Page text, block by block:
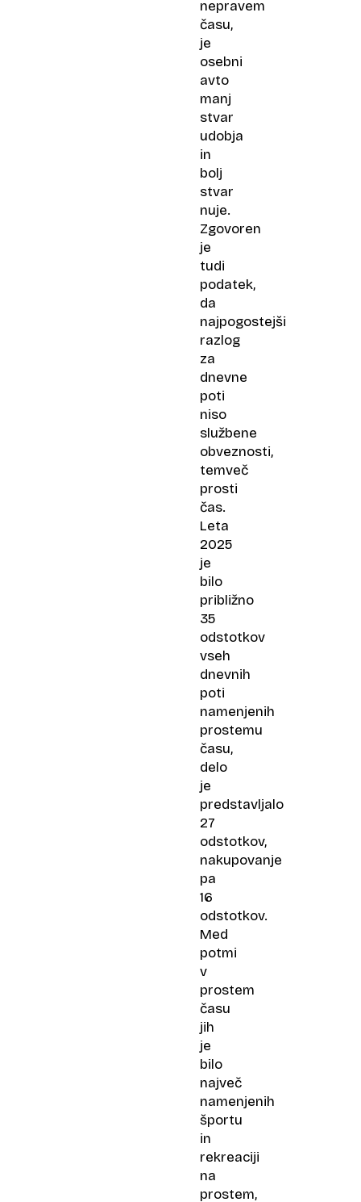
nepravem
času,
je
osebni
avto
manj
stvar
udobja
in
bolj
stvar
nuje.
Zgovoren
je
tudi
podatek,
da
najpogostejši
razlog
za
dnevne
poti
niso
službene
obveznosti,
temveč
prosti
čas.
Leta
2025
je
bilo
približno
35
odstotkov
vseh
dnevnih
poti
namenjenih
prostemu
času,
delo
je
predstavljalo
27
odstotkov,
nakupovanje
pa
16
odstotkov.
Med
potmi
v
prostem
času
jih
je
bilo
največ
namenjenih
športu
in
rekreaciji
na
prostem,